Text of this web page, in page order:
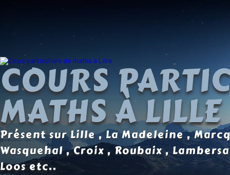
COURS
MATHS À LILLE
Présent sur Lille , La Madeleine ,
Wasquehal , Croix , Roubaix ,
Loos etc..